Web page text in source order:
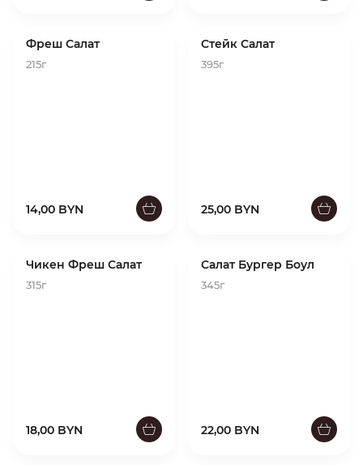
Фреш Салат
215г
14,00 BYN
Стейк Салат
395г
25,00 BYN
Чикен Фреш Салат
315г
18,00 BYN
Салат Бургер Боул
345г
22,00 BYN